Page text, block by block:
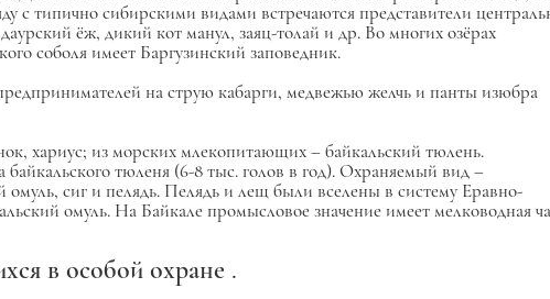
с типично сибирскими видами встречаются представители
ёж, дикий кот манул, заяц-толай и др. Во многих озёрах
соболя имеет Баргузинский заповедник.
на струю кабарги, медвежью желчь и панты изюбра
хариус; из морских млекопитающих – байкальский тюлень.
тюленя (6-8 тыс. голов в год). Охраняемый вид –
сиг и пелядь. Пелядь и лещ были вселены в систему Еравно-
омуль. На Байкале промысловое значение имеет мелководная
в особой охране .